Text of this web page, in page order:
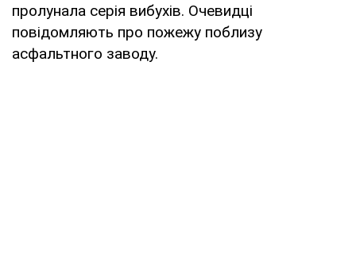
пролунала серія вибухів. Очевидці
повідомляють про пожежу поблизу
асфальтного заводу.